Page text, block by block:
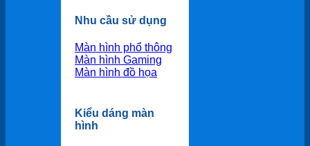
Nhu cầu sử dụng
Màn hình phổ thông
Màn hình Gaming
Màn hình đồ họa
Kiểu dáng màn
hình